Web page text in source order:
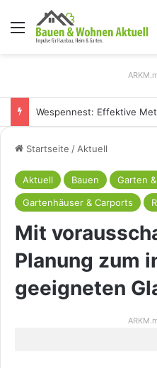
Menü
Startseite / Aktuell
Aktuell Bauen
Garten
Gartenhäuser & Carports
Mit
Planung zum
geeigneten